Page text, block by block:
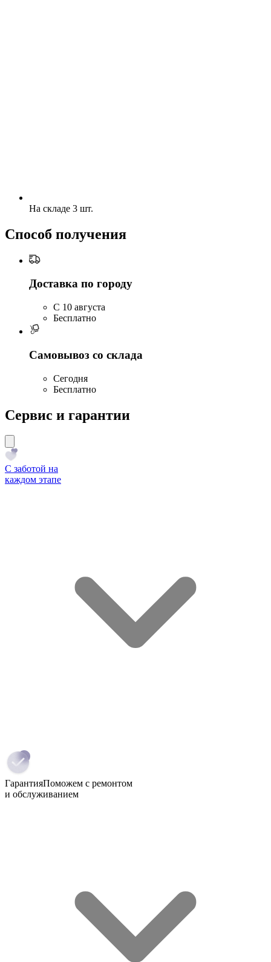
На складе 3 шт.
Способ получения
Доставка по городу
C 10 августа
Бесплатно
Самовывоз со склада
Сегодня
Бесплатно
Сервис и гарантии
С заботой на
каждом этапе
ГарантияПоможем с ремонтом
и обслуживанием